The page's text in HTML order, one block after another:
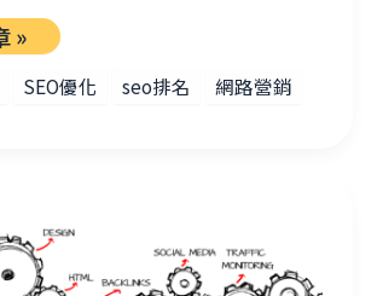
»
SEO優化 seo排名 網路營銷